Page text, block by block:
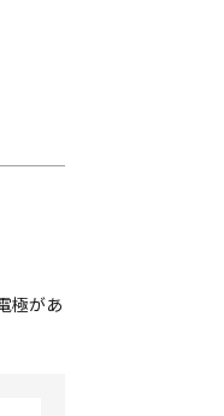
極があ